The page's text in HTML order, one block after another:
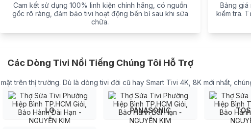
Cam kết sử dụng 100% linh kiện chính hãng, có nguồn
gốc rõ ràng, đảm bảo tivi hoạt động bền bỉ sau khi sửa
chữa.
Bảng giá
kiểm tra.
Các Dòng Tivi Nổi Tiếng Chúng Tôi Hỗ Trợ
trên thị trường. Dù là dòng tivi đời cũ hay Smart Tivi 4K, 8K mới nhất,
LG PANASONIC